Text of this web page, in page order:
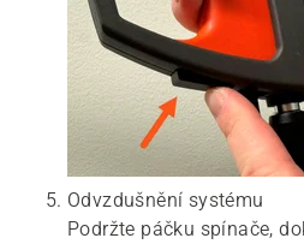
Odvzdušnění systému
Podržte páčku spínače,